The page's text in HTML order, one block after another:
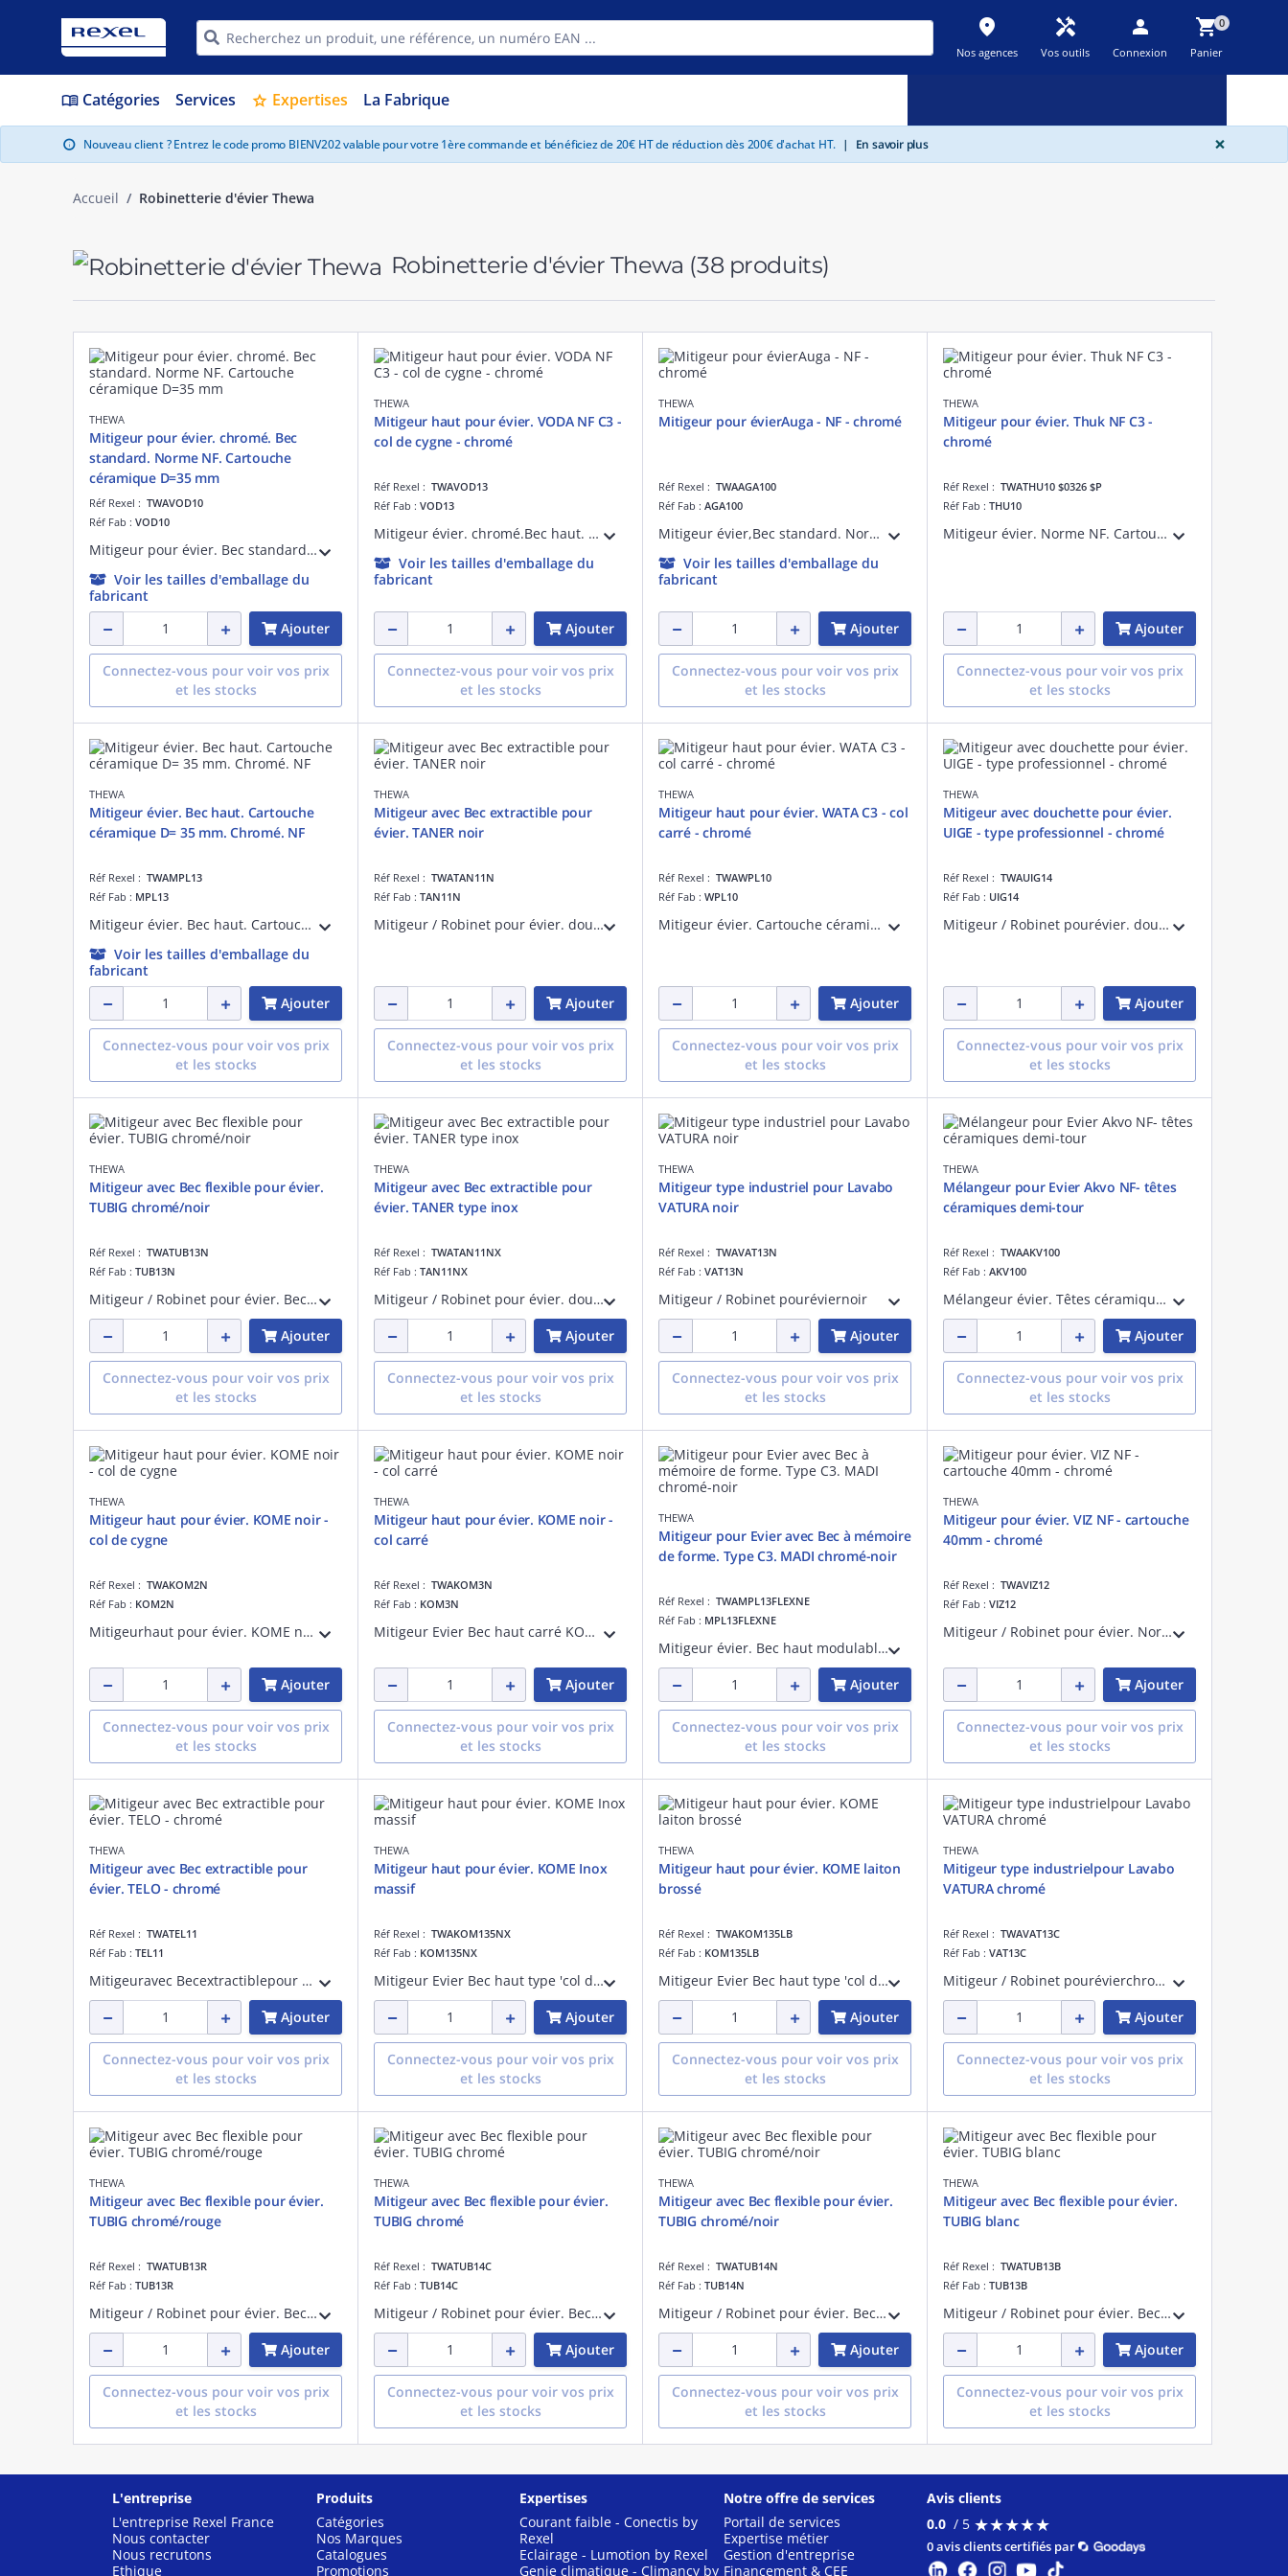
place
Nos agences
handyman
Vos outils
person
Connexion
shopping_cart0
Panier
menu_book Catégories Services star Expertises La Fabrique
info Nouveau client ? Entrez le code promo BIENV202 valable pour votre 1ère commande et bénéficiez de 20€ HT de réduction dès 200€ d'achat HT. | En savoir plus ×
Accueil Robinetterie d'évier Thewa
Robinetterie d'évier Thewa (38 produits)
THEWA
Mitigeur pour évier. chromé. Bec
standard. Norme NF. Cartouche
céramique D=35 mm
Réf Rexel : TWAVOD10
Réf Fab : VOD10
Mitigeur pour évier. Bec standard. NFC3 économie d'eau et d'énergie. Embasemétal. Flexibles pré-montés. Chromé
Voir les tailles d'emballage du
fabricant
Ajouter
Connectez-vous pour voir vos prix
et les stocks
THEWA
Mitigeur haut pour évier. VODA NF C3 -
col de cygne - chromé
Réf Rexel : TWAVOD13
Réf Fab : VOD13
Mitigeur évier. chromé.Bec haut. Norme NF. Cartouche céramique D=35 mm
Voir les tailles d'emballage du
fabricant
Ajouter
Connectez-vous pour voir vos prix
et les stocks
THEWA
Mitigeur pour évierAuga - NF - chromé
Réf Rexel : TWAAGA100
Réf Fab : AGA100
Mitigeur évier,Bec standard. NormeNF
Voir les tailles d'emballage du
fabricant
Ajouter
Connectez-vous pour voir vos prix
et les stocks
THEWA
Mitigeur pour évier. Thuk NF C3 -
chromé
Réf Rexel : TWATHU10 $0326 $P
Réf Fab : THU10
Mitigeur évier. Norme NF. Cartouche céramique D= 35 mm
Ajouter
Connectez-vous pour voir vos prix
et les stocks
THEWA
Mitigeur évier. Bec haut. Cartouche
céramique D= 35 mm. Chromé. NF
Réf Rexel : TWAMPL13
Réf Fab : MPL13
Mitigeur évier. Bec haut. Cartouche céramique D= 35 mm.Chromé. NF
Voir les tailles d'emballage du
fabricant
Ajouter
Connectez-vous pour voir vos prix
et les stocks
THEWA
Mitigeur avec Bec extractible pour
évier. TANER noir
Réf Rexel : TWATAN11N
Réf Fab : TAN11N
Mitigeur / Robinet pour évier. douchette extractible 1 jet. CartoucheD= 40mm.Noir.
Ajouter
Connectez-vous pour voir vos prix
et les stocks
THEWA
Mitigeur haut pour évier. WATA C3 - col
carré - chromé
Réf Rexel : TWAWPL10
Réf Fab : WPL10
Mitigeur évier. Cartouche céramiqueéconomie eauénergie. D=35mm. Chromé
Ajouter
Connectez-vous pour voir vos prix
et les stocks
THEWA
Mitigeur avec douchette pour évier.
UIGE - type professionnel - chromé
Réf Rexel : TWAUIG14
Réf Fab : UIG14
Mitigeur / Robinet pourévier. douchettemobile.
Ajouter
Connectez-vous pour voir vos prix
et les stocks
THEWA
Mitigeur avec Bec flexible pour évier.
TUBIG chromé/noir
Réf Rexel : TWATUB13N
Réf Fab : TUB13N
Mitigeur / Robinet pour évier. Bec 1 jet surflexible noir.Corps chromé. Cartuche D= 25mm.
Ajouter
Connectez-vous pour voir vos prix
et les stocks
THEWA
Mitigeur avec Bec extractible pour
évier. TANER type inox
Réf Rexel : TWATAN11NX
Réf Fab : TAN11NX
Mitigeur / Robinet pour évier. douchette extractible 1 jet. Cartouche D= 40mm.CouleurNickel type Inox.
Ajouter
Connectez-vous pour voir vos prix
et les stocks
THEWA
Mitigeur type industriel pour Lavabo
VATURA noir
Réf Rexel : TWAVAT13N
Réf Fab : VAT13N
Mitigeur / Robinet pouréviernoir
Ajouter
Connectez-vous pour voir vos prix
et les stocks
THEWA
Mélangeur pour Evier Akvo NF- têtes
céramiques demi-tour
Réf Rexel : TWAAKV100
Réf Fab : AKV100
Mélangeur évier. Têtes céramiques 1/2 tour. Norme NF
Ajouter
Connectez-vous pour voir vos prix
et les stocks
THEWA
Mitigeur haut pour évier. KOME noir -
col de cygne
Réf Rexel : TWAKOM2N
Réf Fab : KOM2N
Mitigeurhaut pour évier. KOME noir- coldecygne
Ajouter
Connectez-vous pour voir vos prix
et les stocks
THEWA
Mitigeur haut pour évier. KOME noir -
col carré
Réf Rexel : TWAKOM3N
Réf Fab : KOM3N
Mitigeur Evier Bec haut carré KOMEnoir
Ajouter
Connectez-vous pour voir vos prix
et les stocks
THEWA
Mitigeur pour Evier avec Bec à mémoire
de forme. Type C3. MADI chromé-noir
Réf Rexel : TWAMPL13FLEXNE
Réf Fab : MPL13FLEXNE
Mitigeur évier. Bec haut modulable avec mémoire de forme. Type C3 Chromé/Noir
Ajouter
Connectez-vous pour voir vos prix
et les stocks
THEWA
Mitigeur pour évier. VIZ NF - cartouche
40mm - chromé
Réf Rexel : TWAVIZ12
Réf Fab : VIZ12
Mitigeur / Robinet pour évier. Norme NF ECAU. Cartouche céramique D= 35 mm. Corps laiton. Chromé. Bec classique. Flexibles inox fournis. Gamme complète cuisineet salle de Bains
Ajouter
Connectez-vous pour voir vos prix
et les stocks
THEWA
Mitigeur avec Bec extractible pour
évier. TELO - chromé
Réf Rexel : TWATEL11
Réf Fab : TEL11
Mitigeuravec Becextractiblepour évier. TELO - chromé
Ajouter
Connectez-vous pour voir vos prix
et les stocks
THEWA
Mitigeur haut pour évier. KOME Inox
massif
Réf Rexel : TWAKOM135NX
Réf Fab : KOM135NX
Mitigeur Evier Bec haut type 'col de cygne' - Inox massif
Ajouter
Connectez-vous pour voir vos prix
et les stocks
THEWA
Mitigeur haut pour évier. KOME laiton
brossé
Réf Rexel : TWAKOM135LB
Réf Fab : KOM135LB
Mitigeur Evier Bec haut type 'col de cygne' - Laiton brossé
Ajouter
Connectez-vous pour voir vos prix
et les stocks
THEWA
Mitigeur type industrielpour Lavabo
VATURA chromé
Réf Rexel : TWAVAT13C
Réf Fab : VAT13C
Mitigeur / Robinet pourévierchromé
Ajouter
Connectez-vous pour voir vos prix
et les stocks
THEWA
Mitigeur avec Bec flexible pour évier.
TUBIG chromé/rouge
Réf Rexel : TWATUB13R
Réf Fab : TUB13R
Mitigeur / Robinet pour évier. Bec 1 jet sur flexible rouge. Corps chromé. Carouche D= 25mm.
Ajouter
Connectez-vous pour voir vos prix
et les stocks
THEWA
Mitigeur avec Bec flexible pour évier.
TUBIG chromé
Réf Rexel : TWATUB14C
Réf Fab : TUB14C
Mitigeur / Robinet pour évier. Bec 1 jet sur flexible. Chromé. Cartouche D= 25m.
Ajouter
Connectez-vous pour voir vos prix
et les stocks
THEWA
Mitigeur avec Bec flexible pour évier.
TUBIG chromé/noir
Réf Rexel : TWATUB14N
Réf Fab : TUB14N
Mitigeur / Robinet pour évier. Bec 1 jet surflexible noir.Corps chromé. Cartuche D= 25mm.
Ajouter
Connectez-vous pour voir vos prix
et les stocks
THEWA
Mitigeur avec Bec flexible pour évier.
TUBIG blanc
Réf Rexel : TWATUB13B
Réf Fab : TUB13B
Mitigeur / Robinet pour évier. Bec 1 jet sur flexible blanc. Corps chromé. Carouche D= 25mm.
Ajouter
Connectez-vous pour voir vos prix
et les stocks
L'entreprise
L'entreprise Rexel France
Nous contacter
Nous recrutons
Ethique
Produits
Catégories
Nos Marques
Catalogues
Promotions
Expertises
Courant faible - Conectis by
Rexel
Eclairage - Lumotion by Rexel
Genie climatique - Climancy by
Notre offre de services
Portail de services
Expertise métier
Gestion d'entreprise
Financement & CEE
Avis clients
0.0 / 5 ★★★★★
★★★★★
0 avis clients certifiés par